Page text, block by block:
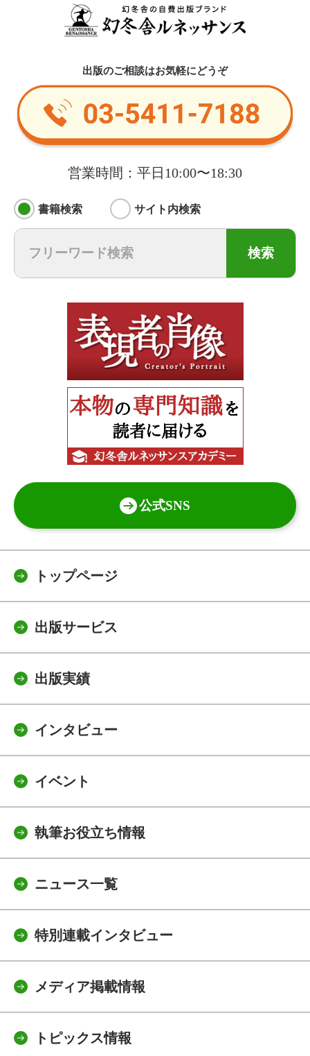
出版のご相談はお気軽にどうぞ
営業時間：平日10:00〜18:30
書籍検索 サイト内検索
検索
公式SNS
トップページ
出版サービス
出版実績
インタビュー
イベント
執筆お役立ち情報
ニュース一覧
特別連載インタビュー
メディア掲載情報
トピックス情報